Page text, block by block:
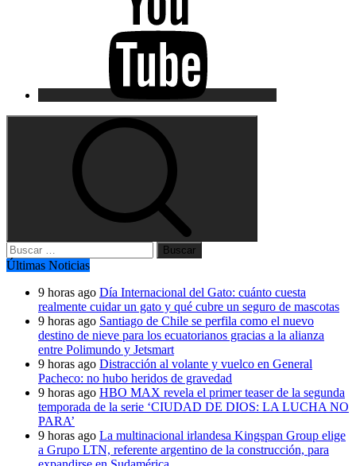
Buscar:
Últimas Noticias
9 horas ago Día Internacional del Gato: cuánto cuesta
realmente cuidar un gato y qué cubre un seguro de mascotas
9 horas ago Santiago de Chile se perfila como el nuevo
destino de nieve para los ecuatorianos gracias a la alianza
entre Polimundo y Jetsmart
9 horas ago Distracción al volante y vuelco en General
Pacheco: no hubo heridos de gravedad
9 horas ago HBO MAX revela el primer teaser de la segunda
temporada de la serie ‘CIUDAD DE DIOS: LA LUCHA NO
PARA’
9 horas ago La multinacional irlandesa Kingspan Group elige
a Grupo LTN, referente argentino de la construcción, para